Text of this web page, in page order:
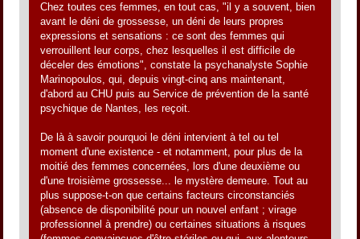
Chez toutes ces femmes, en tout cas, "il y a souvent, bien
avant le déni de grossesse, un déni de leurs propres
expressions et sensations : ce sont des femmes qui
verrouillent leur corps, chez lesquelles il est difficile de
déceler des émotions", constate la psychanalyste Sophie
Marinopoulos, qui, depuis vingt-cinq ans maintenant,
d'abord au CHU puis au Service de prévention de la santé
psychique de Nantes, les reçoit.
De là à savoir pourquoi le déni intervient à tel ou tel
moment d'une existence - et notamment, pour plus de la
moitié des femmes concernées, lors d'une deuxième ou
d'une troisième grossesse... le mystère demeure. Tout au
plus suppose-t-on que certains facteurs circonstanciés
(absence de disponibilité pour un nouvel enfant ; virage
professionnel à prendre) ou certaines situations à risques